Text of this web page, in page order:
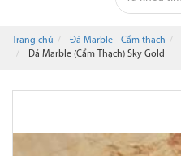
Trang chủ Đá Marble - Cẩm thạch
Đá Marble (Cẩm Thạch) Sky Gold